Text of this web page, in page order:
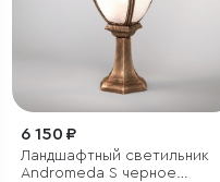
6 150 ₽
Ландшафтный светильник
Andromeda S черное